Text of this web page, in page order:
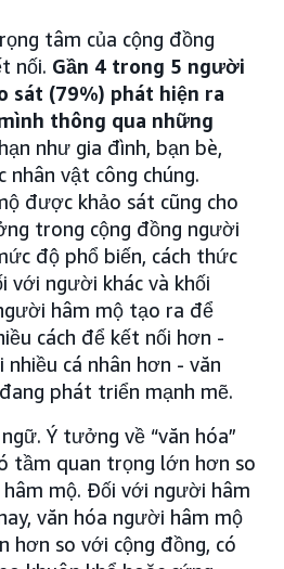
tâm của cộng đồng
nối. Gần 4 trong 5 người
sát (79%) phát hiện ra
thông qua những
như gia đình, bạn bè,
nhân vật công chúng.
được khảo sát cũng cho
trong cộng đồng người
độ phổ biến, cách thức
với người khác và khối
hâm mộ tạo ra để
cách để kết nối hơn -
cá nhân hơn - văn
phát triển mạnh mẽ.
Ý tưởng về “văn hóa”
tầm quan trọng lớn hơn so
hâm mộ. Đối với người hâm
văn hóa người hâm mộ
hơn so với cộng đồng, có